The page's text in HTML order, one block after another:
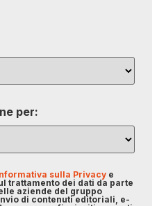
per:
sulla Privacy e
trattamento dei dati da parte
aziende del gruppo
di contenuti editoriali, e-